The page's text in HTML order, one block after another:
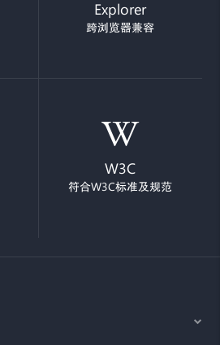
Explorer
跨浏览器兼容
W3C
符合W3C标准及规范